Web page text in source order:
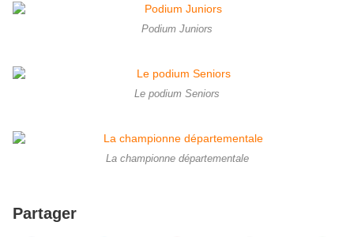
Podium Juniors
Le podium Seniors
La championne départementale
Partager